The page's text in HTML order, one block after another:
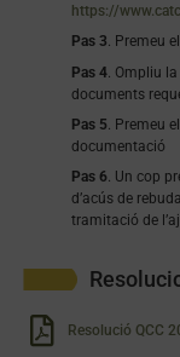
https://
Pas 3. Premeu
Pas 4. Ompliu
documents
Pas 5 . Premeu
documentació
Pas 6. Un cop
d’acús de
tramitació de
Resolució QCC